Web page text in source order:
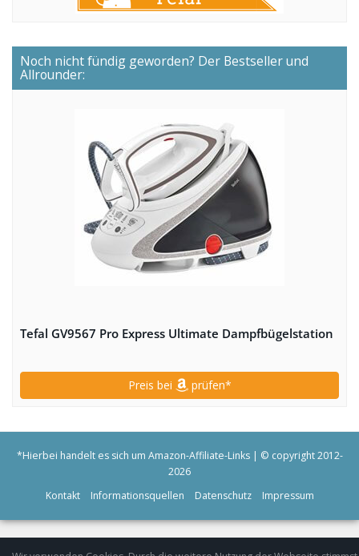
Noch nicht fündig geworden? Der Bestseller und
Allrounder:
Tefal GV9567 Pro Express Ultimate Dampfbügelstation
Preis bei prüfen*
*Hierbei handelt es sich um Amazon-Affiliate-Links| © copyright 2012-
2026
Kontakt
Informationsquellen Datenschutz Impressum